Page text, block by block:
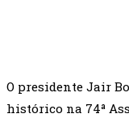
O presidente Jair
histórico na 74ª